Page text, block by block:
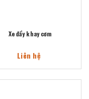
Xe đẩy khay cơm
Liên hệ